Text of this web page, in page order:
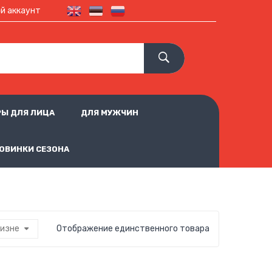
аккаунт
ДЛЯ ЛИЦА ДЛЯ МУЖЧИН
СЕЗОНА
Отображение единственного товара